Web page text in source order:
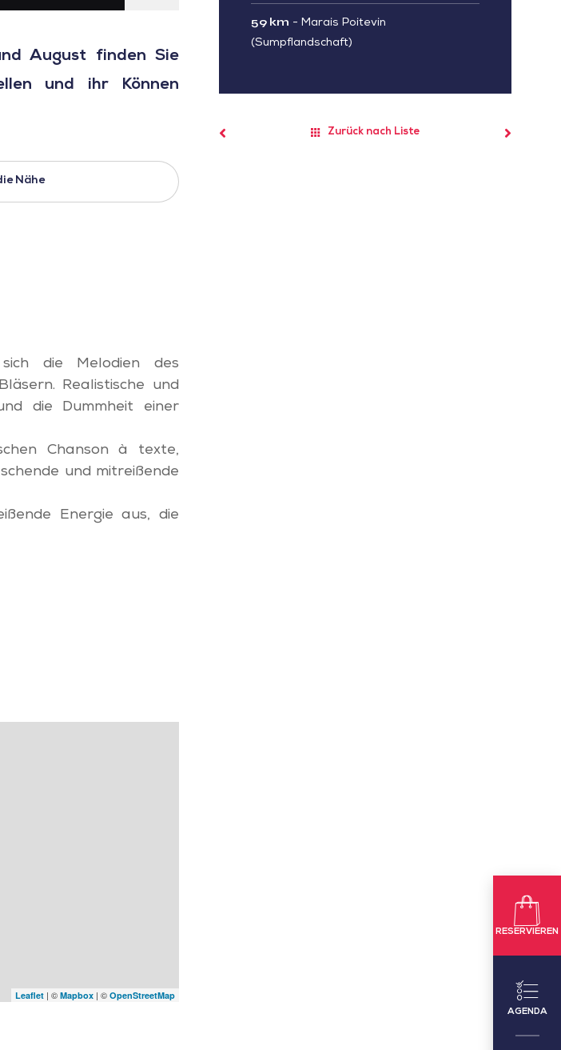
RESERVIEREN
AGENDA
August finden Sie
und ihr Können
Nähe
sich die Melodien des
Realistische und
die Dummheit einer
Chanson à texte,
und mitreißende
Energie aus, die
Leaflet | © Mapbox | © OpenStreetMap
59 km - Marais Poitevin
(Sumpflandschaft)
Zurück nach Liste